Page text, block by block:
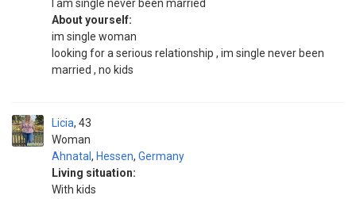
I am single never been married
About yourself:
im single woman
looking for a serious relationship , im single never been
married , no kids
Licia
Woman
43
Ahnatal , Hessen, Germany
Living situation:
With kids